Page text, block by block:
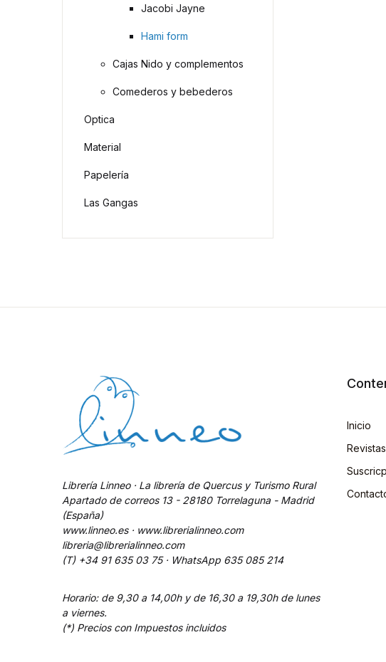
Jacobi Jayne
Hami form
Cajas Nido y complementos
Comederos y bebederos
Optica
Material
Papelería
Las Gangas
Librería Linneo · La librería de Quercus y Turismo Rural
Apartado de correos 13 - 28180 Torrelaguna - Madrid
(España)
www.linneo.es · www.librerialinneo.com
libreria@librerialinneo.com
(T) +34 91 635 03 75 · WhatsApp 635 085 214
Horario: de 9,30 a 14,00h y de 16,30 a 19,30h de lunes
a viernes.
(*) Precios con Impuestos incluidos
Inicio
Revistas